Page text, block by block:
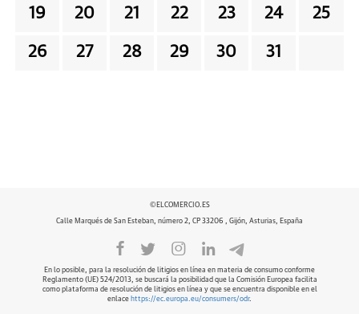
19 20 21 22 23 24 25
26 27 28 29 30 31
©ELCOMERCIO.ES
Calle Marqués de San Esteban, número 2, CP 33206 , Gijón, Asturias, España
En lo posible, para la resolución de litigios en línea en materia de consumo conforme
Reglamento (UE) 524/2013, se buscará la posibilidad que la Comisión Europea facilita
como plataforma de resolución de litigios en línea y que se encuentra disponible en el
enlace https://ec.europa.eu/consumers/odr.